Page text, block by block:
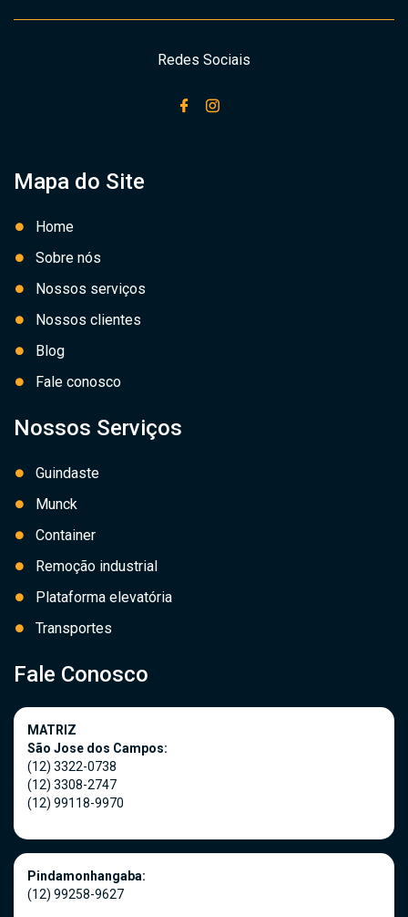
Redes Sociais
Mapa do Site
Home
Sobre nós
Nossos serviços
Nossos clientes
Blog
Fale conosco
Nossos Serviços
Guindaste
Munck
Container
Remoção industrial
Plataforma elevatória
Transportes
Fale Conosco
MATRIZ
São Jose dos Campos:
(12) 3322-0738
(12) 3308-2747
(12) 99118-9970
Pindamonhangaba:
(12) 99258-9627